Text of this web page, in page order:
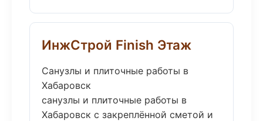
ИнжСтрой Finish Этаж
Санузлы и плиточные работы в
Хабаровск
санузлы и плиточные работы в
Хабаровск с закреплённой сметой и